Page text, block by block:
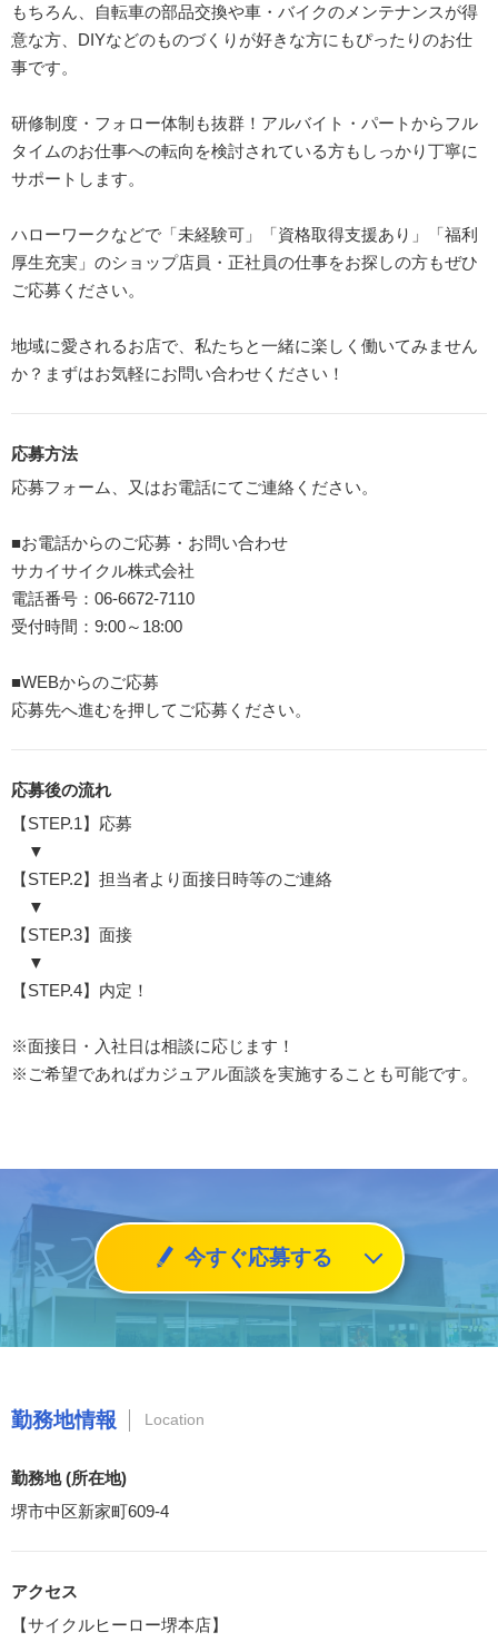
もちろん、自転車の部品交換や車・バイクのメンテナンスが得
意な方、DIYなどのものづくりが好きな方にもぴったりのお仕
事です。
研修制度・フォロー体制も抜群！アルバイト・パートからフル
タイムのお仕事への転向を検討されている方もしっかり丁寧に
サポートします。
ハローワークなどで「未経験可」「資格取得支援あり」「福利
厚生充実」のショップ店員・正社員の仕事をお探しの方もぜひ
ご応募ください。
地域に愛されるお店で、私たちと一緒に楽しく働いてみません
か？まずはお気軽にお問い合わせください！
応募方法
応募フォーム、又はお電話にてご連絡ください。
■お電話からのご応募・お問い合わせ
サカイサイクル株式会社
電話番号：06-6672-7110
受付時間：9:00～18:00
■WEBからのご応募
応募先へ進むを押してご応募ください。
応募後の流れ
【STEP.1】応募
▼
【STEP.2】担当者より面接日時等のご連絡
▼
【STEP.3】面接
▼
【STEP.4】内定！
※面接日・入社日は相談に応じます！
※ご希望であればカジュアル面談を実施することも可能です。
今すぐ応募する
勤務地情報 Location
勤務地 (所在地)
堺市中区新家町609-4
アクセス
【サイクルヒーロー堺本店】